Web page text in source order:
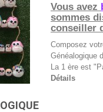
Vous avez
sommes
conseiller
Composez
Généalogique
La 1 ère est
Détails